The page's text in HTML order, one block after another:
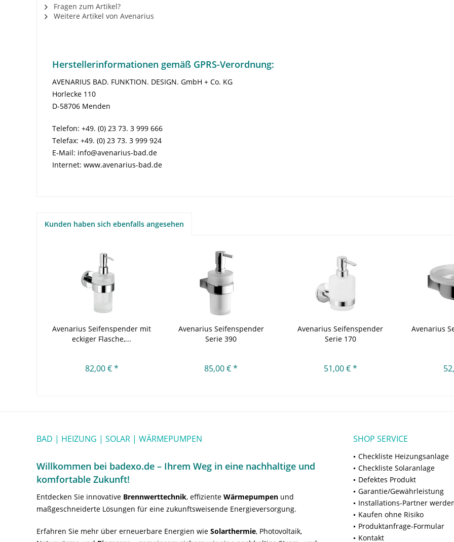
Fragen zum Artikel?
Weitere Artikel von Avenarius
Herstellerinformationen gemäß GPRS-Verordnung:
AVENARIUS BAD. FUNKTION. DESIGN. GmbH + Co. KG
Horlecke 110
D-58706 Menden
Telefon: +49. (0) 23 73. 3 999 666
Telefax: +49. (0) 23 73. 3 999 924
E-Mail: info@avenarius-bad.de
Internet: www.avenarius-bad.de
Kunden haben sich ebenfalls angesehen
Avenarius Seifenspender mit
eckiger Flasche,...
82,00 € *
Avenarius Seifenspender
Serie 390
85,00 € *
Avenarius Seifenspender
Serie 170
51,00 € *
Avenarius
BAD | HEIZUNG | SOLAR | WÄRMEPUMPEN
Willkommen bei badexo.de – Ihrem Weg in eine nachhaltige und
komfortable Zukunft!
Entdecken Sie innovative Brennwerttechnik, effiziente Wärmepumpen und
maßgeschneiderte Lösungen für eine zukunftsweisende Energieversorgung.
Erfahren Sie mehr über erneuerbare Energien wie Solarthermie, Photovoltaik,
SHOP SERVICE
Checkliste Heizungsanlage
Checkliste Solaranlage
Defektes Produkt
Garantie/Gewährleistung
Installations-Partner
Kaufen ohne Risiko
Produktanfrage-Formular
Kontakt